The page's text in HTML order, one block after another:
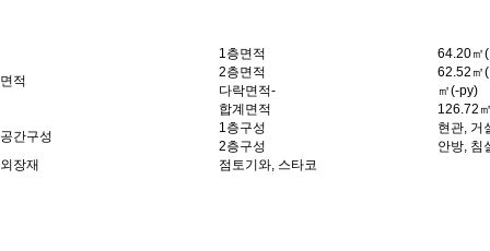
면적
1층면적
64.20㎡
2층면적
62.52㎡
다락면적-
㎡(-py)
합계면적
126.72
공간구성
1층구성
현관, 거
2층구성
안방, 침
외장재
점토기와, 스타코